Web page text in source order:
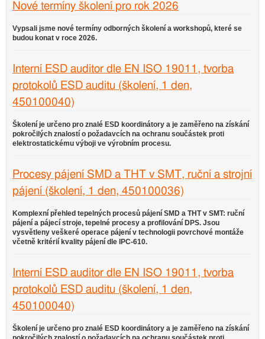
Nové termíny školení pro rok 2026
Vypsali jsme nové termíny odborných školení a workshopů, které se
budou konat v roce 2026.
Interní ESD auditor dle EN ISO 19011, tvorba
protokolů ESD auditu (školení, 1 den,
450100040)
Školení je určeno pro znalé ESD koordinátory a je zaměřeno na získání
pokročilých znalostí o požadavcích na ochranu součástek proti
elektrostatickému výboji ve výrobním procesu.
Procesy pájení SMD a THT v SMT, ruční a strojní
pájení (školení, 1 den, 450100036)
Komplexní přehled tepelných procesů pájení SMD a THT v SMT: ruční
pájení a pájecí stroje, tepelné procesy a profilování DPS. Jsou
vysvětleny veškeré operace pájení v technologii povrchové montáže
včetně kritérií kvality pájení dle IPC-610.
Interní ESD auditor dle EN ISO 19011, tvorba
protokolů ESD auditu (školení, 1 den,
450100040)
Školení je určeno pro znalé ESD koordinátory a je zaměřeno na získání